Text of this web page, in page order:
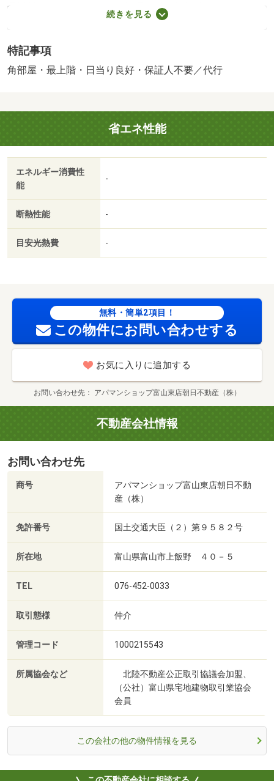
委託料：２．２万／月額保証委託料：賃料総額の２．２％
又は５．５％ ※ペット可は２．５万／２．５％／［退去
事務手数料 ２２，０００円がかかります。契約時にクリ
ーニング費７０，０００円、鍵セット費３，３００円（税
エアコン／ガスコンロ対応／クロゼット／フローリング／
ＴＶインターホン／浴室乾燥機／室内洗濯置／陽当り良好
／シューズボックス／追焚機能浴室／角住戸／温水洗浄便
座／洗面所独立／洗面化粧台／駐輪場／押入／ＣＡＴＶ／
即入居可／礼金不要／最上階／敷金不要／防犯カメラ／照
明付／オートバス／保証人不要／２沿線利用可／物置／ネ
可／駅徒歩１０分以内／融雪機／敷地内ごみ置き場／プロ
パンガス／ＢＳ／敷金・礼金不要／保証会社利用可／ＩＴ
重説 対応物件／ファミリーマート（コンビニ）まで５１
２８４ｍ／業務スーパー魚津店（スーパー）まで１２８６
ｍ／（株）大阪屋ショップ／サンプラザ店（スーパー）ま
で１２８３ｍ／アップルヒル（スーパー）まで１７１７ｍ/
賃貸戸数:6戸
続きを見る
特記事項
角部屋・最上階・日当り良好・保証人不要／代行
省エネ性能
エネルギー消費性
能
-
断熱性能 -
目安光熱費 -
無料・簡単2項目！
この物件にお問い合わせする
お気に入りに追加する
お問い合わせ先 アパマンショップ富山東店朝日不動産（株）
不動産会社情報
お問い合わせ先
商号
アパマンショップ富山東店朝日不動
産（株）
免許番号 国土交通大臣（２）第９５８２号
所在地 富山県富山市上飯野 ４０－５
TEL 076-452-0033
取引態様 仲介
管理コード 1000215543
所属協会など
北陸不動産公正取引協議会加盟、
（公社）富山県宅地建物取引業協会
会員
この会社の他の物件情報を見る